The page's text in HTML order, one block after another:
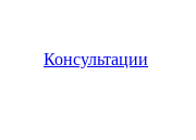
Консультации